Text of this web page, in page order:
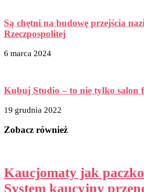
Są chętni na budowę przejścia
Rzeczpospolitej
6 marca 2024
Kubuj Studio – to nie tylko salon
19 grudnia 2022
Zobacz również
Kaucjomaty jak
System kaucyjny